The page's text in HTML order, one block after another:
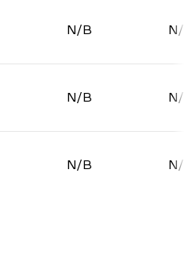
N/B N/
N/B N/
N/B N/